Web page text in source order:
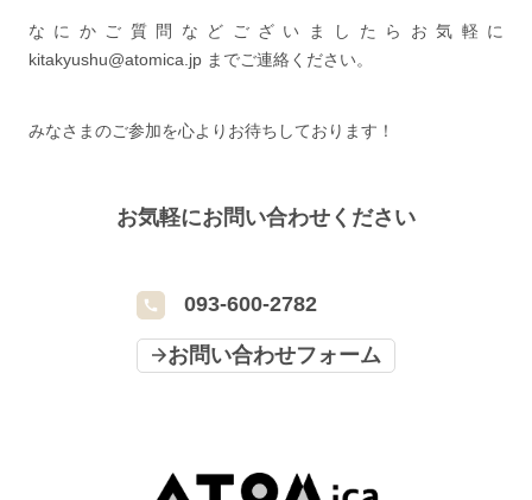
なにかご質問などございましたらお気軽に
kitakyushu@atomica.jp までご連絡ください。
みなさまのご参加を心よりお待ちしております！
お気軽にお問い合わせください
093-600-2782
お問い合わせフォーム